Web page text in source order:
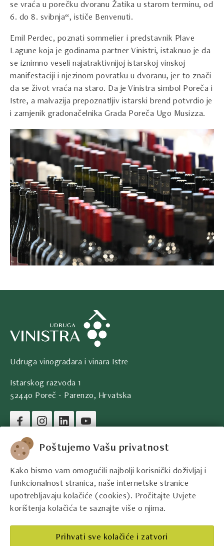
Poštujemo Vašu privatnost
Kako bismo vam omogućili najbolji korisnički doživljaj i
funkcionalnost stranica, naše internetske stranice
upotrebljavaju kolačiće (cookies). Pročitajte Uvjete
korištenja kolačića te saznajte više o njima.
Prihvati sve kolačiće i zatvori
se vraća u porečku dvoranu Žatika u starom terminu, od
6. do 8. svibnja“, ističe Benvenuti.
Emil Perdec, poznati sommelier i predstavnik Plave
Lagune koja je godinama partner Vinistri, istaknuo je da
se iznimno veseli najatraktivnijoj istarskoj vinskoj
manifestaciji i njezinom povratku u dvoranu, jer to znači
da se život vraća na staro. Da je Vinistra simbol Poreča i
Istre, a malvazija prepoznatljiv istarski brend potvrdio je
i zamjenik gradonačelnika Grada Poreča Ugo Musizza.
Udruga vinogradara i vinara Istre
Istarskog razvoda 1
52440 Poreč - Parenzo, Hrvatska
Pravni podaci društva
Kontakt podaci
Pravne informacije
Najbolji istarski vinari